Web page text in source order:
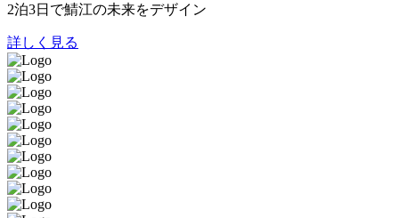
2泊3日で鯖江の未来をデザイン
詳しく見る